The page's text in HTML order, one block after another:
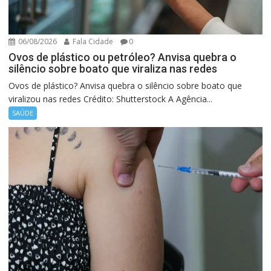
06/08/2026 Fala Cidade 0
Ovos de plástico ou petróleo? Anvisa quebra o
silêncio sobre boato que viraliza nas redes
Ovos de plástico? Anvisa quebra o silêncio sobre boato que
viralizou nas redes Crédito: Shutterstock A Agência...
SAÚDE